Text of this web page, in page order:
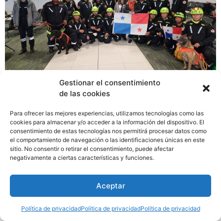
Gestionar el consentimiento
de las cookies
Para ofrecer las mejores experiencias, utilizamos tecnologías como las
cookies para almacenar y/o acceder a la información del dispositivo. El
consentimiento de estas tecnologías nos permitirá procesar datos como
el comportamiento de navegación o las identificaciones únicas en este
sitio. No consentir o retirar el consentimiento, puede afectar
negativamente a ciertas características y funciones.
Aceptar
Política de privacidadPolítica de privacidadPolítica de privacidad
El equipo USAR-PANAMÁ, compuesto por Senafront,
Civil, ya llegó a Estambul. Se trata de la delegación de
rescatistas panameños, que fue recibida por
funcionarios de Protección Civil de Turquía y la
embajadora de Panamá en Turquía, Mariela Sagel, que
se une a otras delegaciones de rescatistas de otros
países que se han unido como una muestra de
solidaridad humana ante la tragedia.